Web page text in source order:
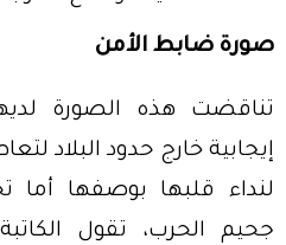
صورة ضابط الأمن
تناقضت هذه الصورة
إيجابية خارج حدود البلاد
لنداء قلبها بوصفها أما
جحيم الحرب، تقول